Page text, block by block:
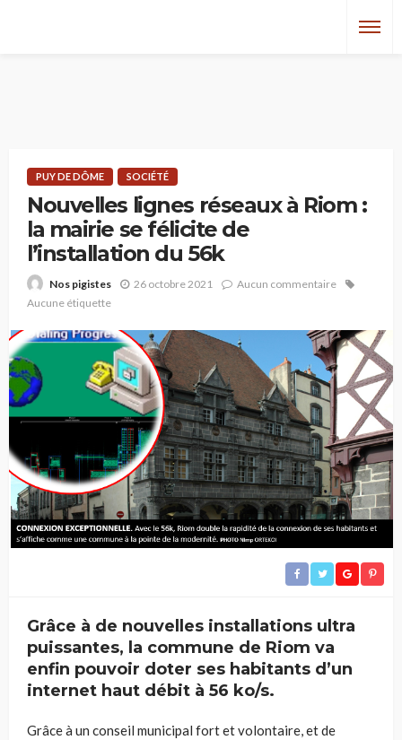
PUY DE DÔME SOCIÉTÉ
Nouvelles lignes réseaux à Riom :
la mairie se félicite de
l’installation du 56k
Nos pigistes 26 octobre 2021
Aucun commentaire
Aucune étiquette
Grâce à de nouvelles installations ultra
puissantes, la commune de Riom va
enfin pouvoir doter ses habitants d’un
internet haut débit à 56 ko/s.
Grâce à un conseil municipal fort et volontaire, et de